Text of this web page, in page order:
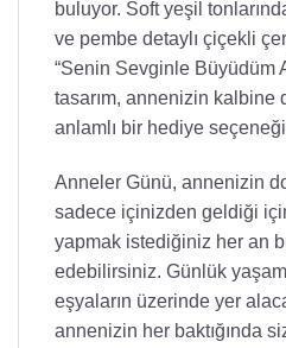
buluyor. Soft yeşil
ve pembe detaylı çiçekli
“Senin Sevginle Büyüdüm
tasarım, annenizin kalbine
anlamlı bir hediye
Anneler Günü, annenizin
sadece içinizden geldiği
yapmak istediğiniz her an
edebilirsiniz. Günlük
eşyaların üzerinde yer
annenizin her baktığında